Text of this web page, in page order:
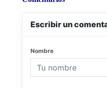
Escribir un
Nombre